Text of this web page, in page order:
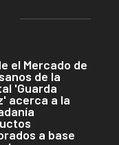
el Mercado de
de la
'Guarda
acerca a la
a base